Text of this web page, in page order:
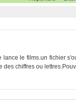
le films.un fichier
des chiffres ou